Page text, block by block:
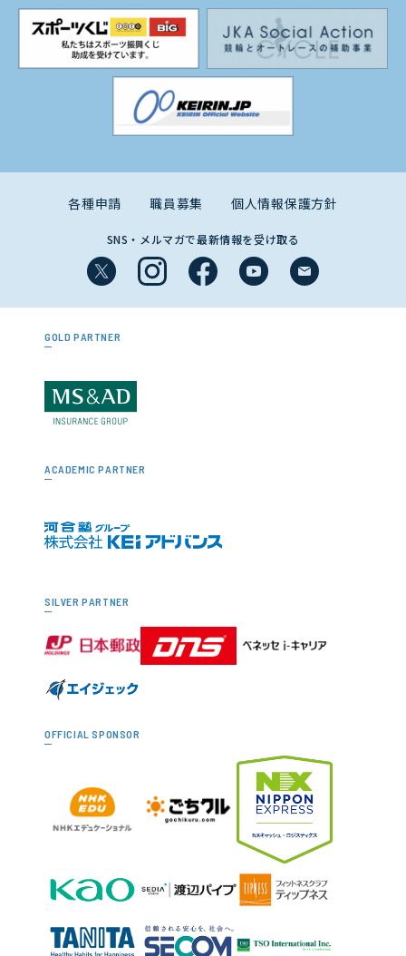
各種申請 職員募集 個人情報保護方針
SNS・メルマガで最新情報を受け取る
GOLD PARTNER
ACADEMIC PARTNER
SILVER PARTNER
OFFICIAL SPONSOR